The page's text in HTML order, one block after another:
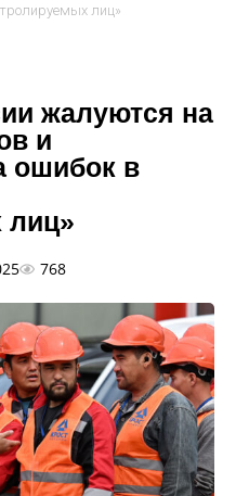
лиц»
жалуются на
и
ошибок в
лиц»
768